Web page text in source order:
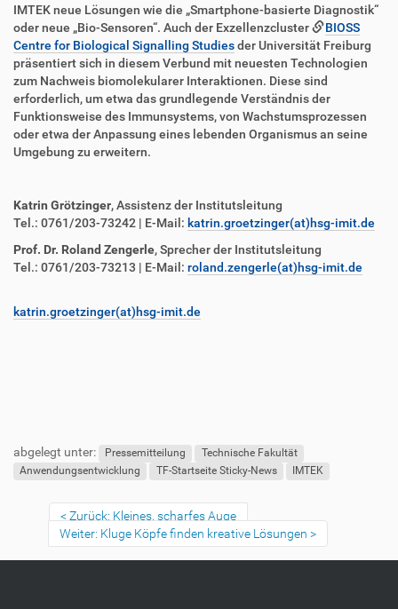
IMTEK neue Lösungen wie die „Smartphone-basierte Diagnostik“
oder neue „Bio-Sensoren“. Auch der Exzellenzcluster
BIOSS
Centre for Biological Signalling Studiesder Universität Freiburg
präsentiert sich in diesem Verbund mit neuesten Technologien
zum Nachweis biomolekularer Interaktionen. Diese sind
erforderlich, um etwa das grundlegende Verständnis der
Funktionsweise des Immunsystems, von Wachstumsprozessen
oder etwa der Anpassung eines lebenden Organismus an seine
Umgebung zu erweitern.
Katrin Grötzinger, Assistenz der Institutsleitung
Tel.: 0761/203-73242 | E-Mail: katrin.groetzinger(at)hsg-imit.de
Prof. Dr. Roland Zengerle, Sprecher der Institutsleitung
Tel.: 0761/203-73213 | E-Mail: roland.zengerle(at)hsg-imit.de
katrin.groetzinger(at)hsg-imit.de
ß
n
s
abgelegt unter: Pressemitteilung
Technische Fakultät
Anwendungsentwicklung
TF-Startseite Sticky-News IMTEK
Zurück: Kleines, scharfes Auge
Weiter: Kluge Köpfe finden kreative Lösungen